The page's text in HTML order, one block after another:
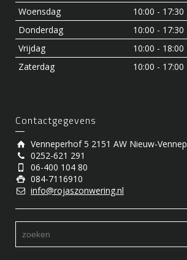
Woensdag
10:00 - 17:30
Donderdag
10:00 - 17:30
Vrijdag
10:00 - 18:00
Zaterdag
10:00 - 17:00
Contactgegevens
Venneperhof 5 2151 AW Nieuw-Vennep
0252-621 291
06-400 104 80
084-7116910
info@rojaszonwering.nl